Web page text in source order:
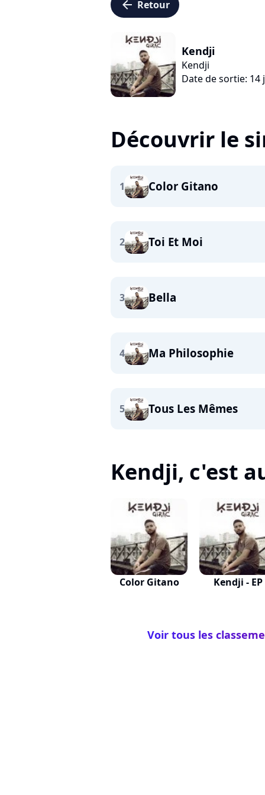
arrow_left Retour
Kendji
Kendji
Date de sortie: 14
Découvrir le
1 Color Gitano
2 Toi Et Moi
3 Bella
4 Ma Philosophie
5 Tous Les Mêmes
Kendji, c'est
Color Gitano Kendji - EP
Voir tous les